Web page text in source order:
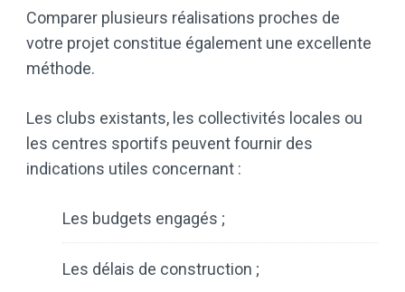
Comparer plusieurs réalisations proches de
votre projet constitue également une excellente
méthode.
Les clubs existants, les collectivités locales ou
les centres sportifs peuvent fournir des
indications utiles concernant :
Les budgets engagés ;
Les délais de construction ;